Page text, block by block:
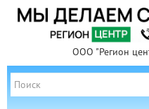
ООО "Регион